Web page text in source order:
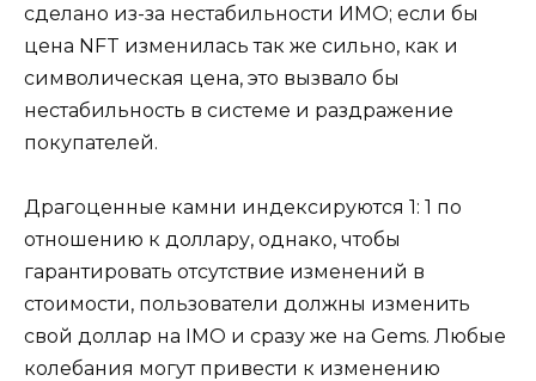
сделано из-за нестабильности ИМО; если бы
цена NFT изменилась так же сильно, как и
символическая цена, это вызвало бы
нестабильность в системе и раздражение
покупателей.
Драгоценные камни индексируются 1: 1 по
отношению к доллару, однако, чтобы
гарантировать отсутствие изменений в
стоимости, пользователи должны изменить
свой доллар на IMO и сразу же на Gems. Любые
колебания могут привести к изменению